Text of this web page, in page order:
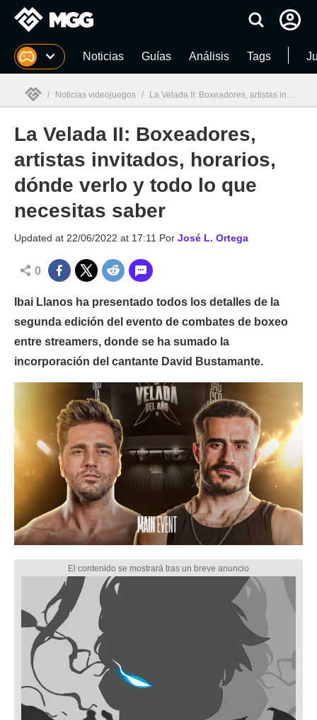
MGG Noticias Guías Análisis Tags
MGG
/ Noticias videojuegos / La Velada II: Boxeadores, artistas invitados, horarios, dónde verlo y todo lo que necesitas saber
La Velada II: Boxeadores,
artistas invitados, horarios,
dónde verlo y todo lo que
necesitas saber
Updated at 22/06/2022 at 17:11 Por José L. Ortega
0
Ibai Llanos ha presentado todos los detalles de la
segunda edición del evento de combates de boxeo
entre streamers, donde se ha sumado la
incorporación del cantante David Bustamante.